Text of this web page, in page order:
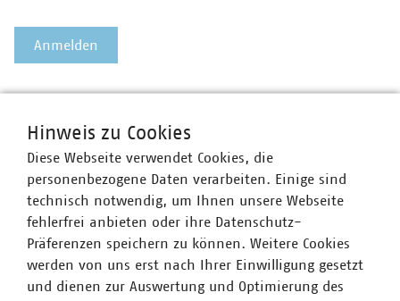
Hinweis zu Cookies
Diese Webseite verwendet Cookies, die
personenbezogene Daten verarbeiten. Einige sind
technisch notwendig, um Ihnen unsere Webseite
fehlerfrei anbieten oder ihre Datenschutz-
Präferenzen speichern zu können. Weitere Cookies
werden von uns erst nach Ihrer Einwilligung gesetzt
und dienen zur Auswertung und Optimierung des